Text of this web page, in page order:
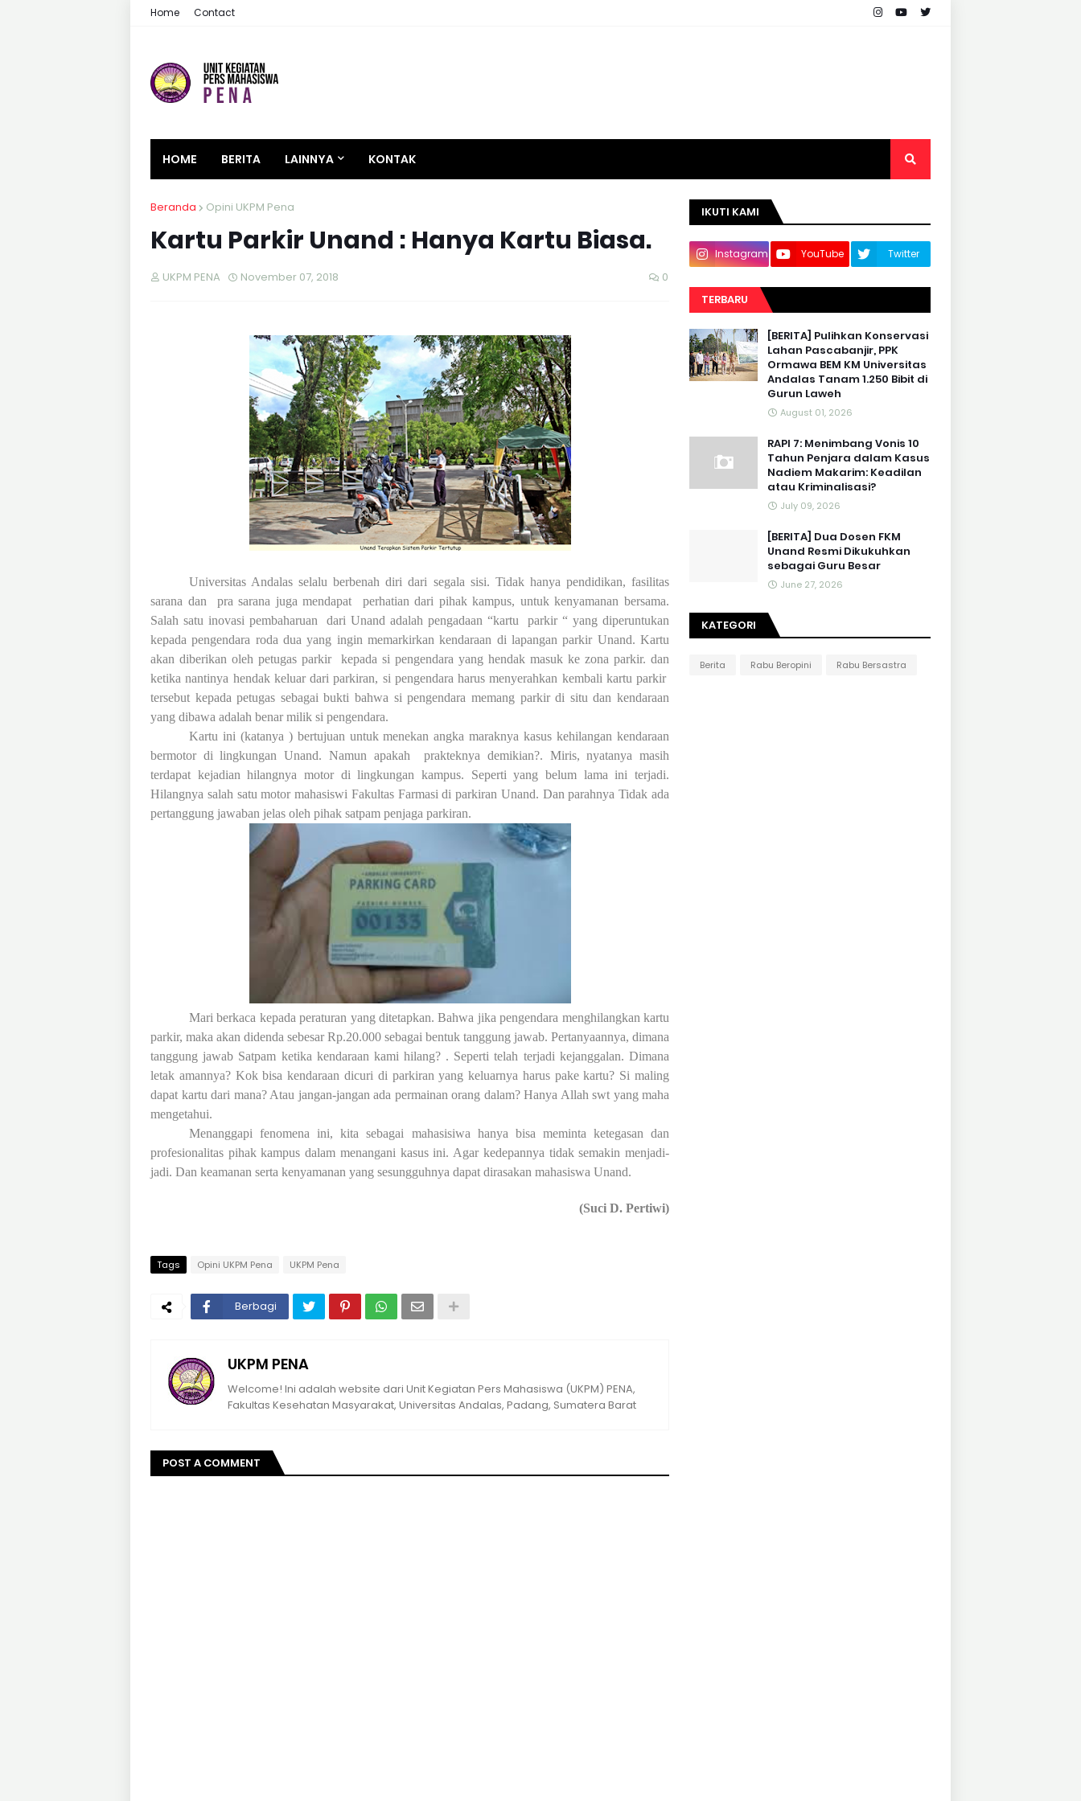
Home Contact
HOME BERITA LAINNYA KONTAK
Beranda Opini UKPM Pena
Kartu Parkir Unand : Hanya Kartu Biasa.
UKPM PENA November 07, 2018 0
Universitas Andalas selalu berbenah diri dari segala sisi. Tidak hanya pendidikan, fasilitas
sarana dan
pra sarana juga mendapat
perhatian dari pihak kampus, untuk kenyamanan bersama.
Salah satu inovasi pembaharuan
dari Unand adalah pengadaan “kartu
parkir “ yang diperuntukan
kepada pengendara roda dua yang ingin memarkirkan kendaraan di lapangan parkir Unand. Kartu
akan diberikan oleh petugas parkir
kepada si pengendara yang hendak masuk ke zona parkir. dan
ketika nantinya hendak keluar dari parkiran, si pengendara harus menyerahkan kembali kartu parkir
tersebut kepada petugas sebagai bukti bahwa si pengendara memang parkir di situ dan kendaraan
yang dibawa adalah benar milik si pengendara.
Kartu ini (katanya ) bertujuan untuk menekan angka maraknya kasus kehilangan kendaraan
bermotor di lingkungan Unand. Namun apakah
prakteknya demikian?. Miris, nyatanya masih
terdapat kejadian hilangnya motor di lingkungan kampus. Seperti yang belum lama ini terjadi.
Hilangnya salah satu motor mahasiswi Fakultas Farmasi di parkiran Unand. Dan parahnya Tidak ada
pertanggung jawaban jelas oleh pihak satpam penjaga parkiran.
Mari berkaca kepada peraturan yang ditetapkan. Bahwa jika pengendara menghilangkan kartu
parkir, maka akan didenda sebesar Rp.20.000 sebagai bentuk tanggung jawab. Pertanyaannya, dimana
tanggung jawab Satpam ketika kendaraan kami hilang? . Seperti telah terjadi kejanggalan. Dimana
letak amannya? Kok bisa kendaraan dicuri di parkiran yang keluarnya harus pake kartu? Si maling
dapat kartu dari mana? Atau jangan-jangan ada permainan orang dalam? Hanya Allah swt yang maha
mengetahui.
Menanggapi fenomena ini, kita sebagai mahasisiwa hanya bisa meminta ketegasan dan
profesionalitas pihak kampus dalam menangani kasus ini. Agar kedepannya tidak semakin menjadi-
jadi. Dan keamanan serta kenyamanan yang sesungguhnya dapat dirasakan mahasiswa Unand.
(Suci D. Pertiwi)
Tags Opini UKPM Pena UKPM Pena
Berbagi
UKPM PENA
Welcome! Ini adalah website dari Unit Kegiatan Pers Mahasiswa (UKPM) PENA,
Fakultas Kesehatan Masyarakat, Universitas Andalas, Padang, Sumatera Barat
POST A COMMENT
IKUTI KAMI
Instagram YouTube Twitter
TERBARU
[BERITA] Pulihkan Konservasi
Lahan Pascabanjir, PPK
Ormawa BEM KM Universitas
Andalas Tanam 1.250 Bibit di
Gurun Laweh
August 01, 2026
RAPI 7: Menimbang Vonis 10
Tahun Penjara dalam Kasus
Nadiem Makarim: Keadilan
atau Kriminalisasi?
July 09, 2026
[BERITA] Dua Dosen FKM
Unand Resmi Dikukuhkan
sebagai Guru Besar
June 27, 2026
KATEGORI
Berita Rabu Beropini Rabu Bersastra